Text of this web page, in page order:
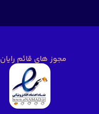
مجوز های قائم رایان